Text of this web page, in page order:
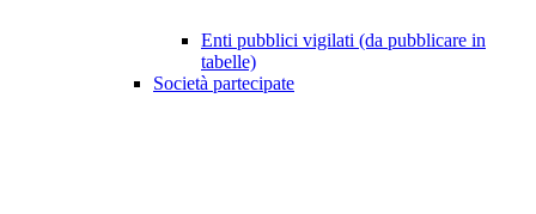
Enti pubblici vigilati (da pubblicare in
tabelle)
Società partecipate